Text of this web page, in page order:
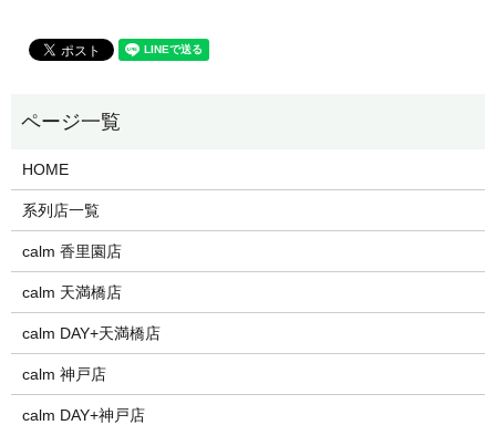
HOME
系列店一覧
calm 香里園店
calm 天満橋店
calm DAY+天満橋店
calm 神戸店
calm DAY+神戸店